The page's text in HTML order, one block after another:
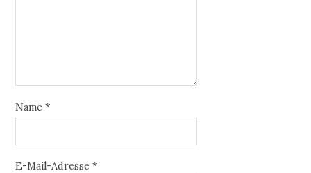
Name*
E-Mail-Adresse*